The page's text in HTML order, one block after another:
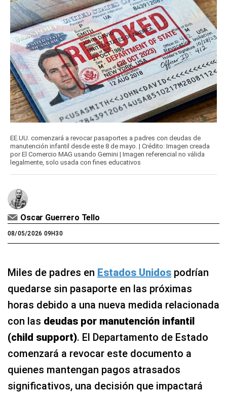
EE.UU. comenzará a revocar pasaportes a padres con deudas de
manutención infantil desde este 8 de mayo. | Crédito: Imagen creada
por El Comercio MAG usando Gemini | Imagen referencial no válida
legalmente, solo usada con fines educativos
Oscar Guerrero Tello
08/05/2026 09H30
Miles de padres en Estados Unidos podrían
quedarse sin pasaporte en las próximas
horas debido a una nueva medida relacionada
con las deudas por manutención infantil
(child support). El Departamento de Estado
comenzará a revocar este documento a
quienes mantengan pagos atrasados
significativos, una decisión que impactará